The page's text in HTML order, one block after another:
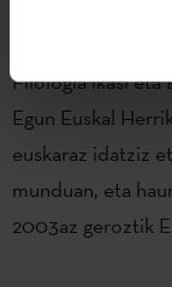
Filologia ikasi eta
Egun Euskal
euskaraz idatziz
munduan, eta
2003az geroztik